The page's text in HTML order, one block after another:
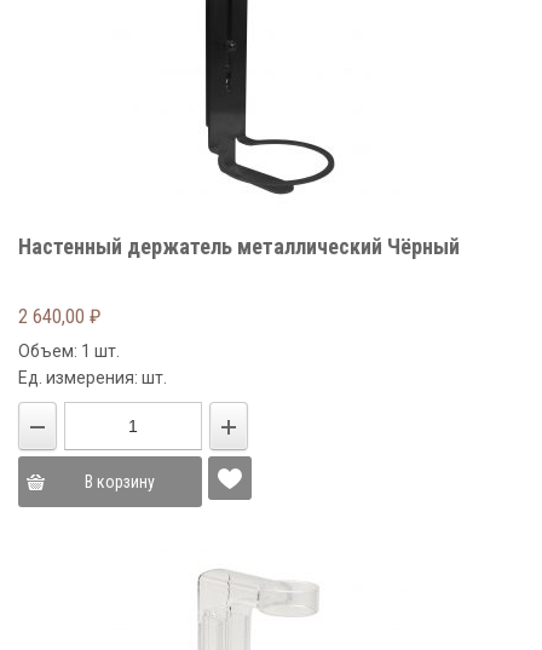
Настенный держатель металлический Чёрный
2 640,00 ₽
Объем: 1 шт.
Ед. измерения: шт.
В корзину